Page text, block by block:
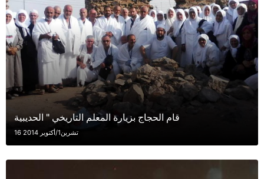
قام الحجاج بزيارة المعلم التاريخي " الحديبية
16 تشرين1/أكتوير 2014